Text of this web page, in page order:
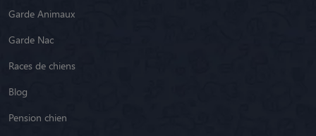
Garde Animaux
Garde Nac
Races de chiens
Blog
Pension chien